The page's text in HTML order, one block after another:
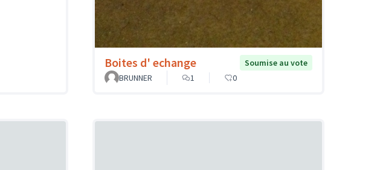
Boites d' echange
Soumise au vote
BRUNNER
1 0